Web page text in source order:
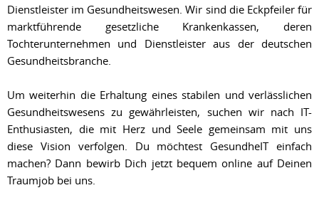
Dienstleister im Gesundheitswesen. Wir sind die Eckpfeiler für
marktführende gesetzliche Krankenkassen, deren
Tochterunternehmen und Dienstleister aus der deutschen
Gesundheitsbranche.
Um weiterhin die Erhaltung eines stabilen und verlässlichen
Gesundheitswesens zu gewährleisten, suchen wir nach IT-
Enthusiasten, die mit Herz und Seele gemeinsam mit uns
diese Vision verfolgen. Du möchtest GesundheIT einfach
machen? Dann bewirb Dich jetzt bequem online auf Deinen
Traumjob bei uns.